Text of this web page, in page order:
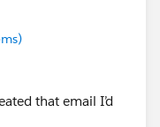
that email I’d